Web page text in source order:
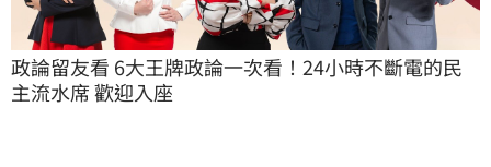
政論留友看 6大王牌政論一次看！24小時不斷電的民
主流水席 歡迎入座